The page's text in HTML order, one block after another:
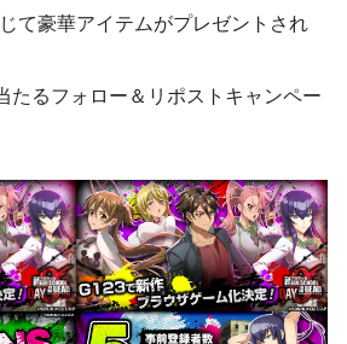
て豪華アイテムがプレゼントされ
たるフォロー＆リポストキャンペー